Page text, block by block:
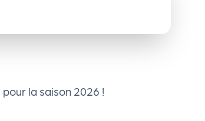
la saison 2026 !